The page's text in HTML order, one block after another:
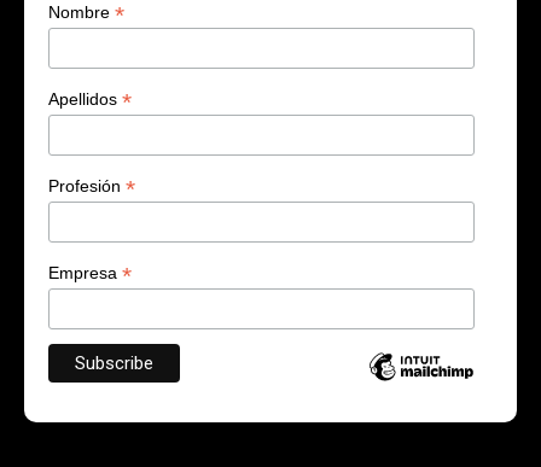
Nombre *
Apellidos *
Profesión *
Empresa *